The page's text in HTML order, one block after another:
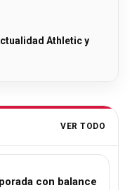
Athletic y
VER TODO
con balance